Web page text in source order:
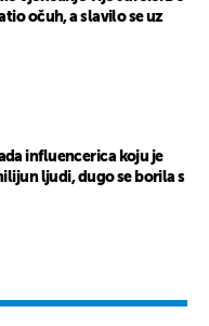
očuh, a slavilo se uz
influencerica koju je
ljudi, dugo se borila s